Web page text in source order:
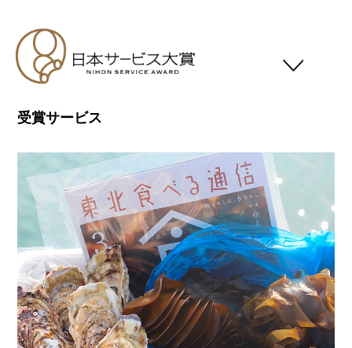
日本サービス大賞について
応募要領
スケジュール
応募対象者
審査基準
受賞一覧
受賞サービス